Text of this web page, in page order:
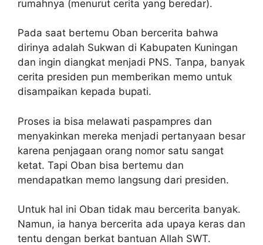
rumahnya (menurut cerita yang beredar).
Pada saat bertemu Oban bercerita bahwa
dirinya adalah Sukwan di Kabupaten Kuningan
dan ingin diangkat menjadi PNS. Tanpa, banyak
cerita presiden pun memberikan memo untuk
disampaikan kepada bupati.
Proses ia bisa melawati paspampres dan
menyakinkan mereka menjadi pertanyaan besar
karena penjagaan orang nomor satu sangat
ketat. Tapi Oban bisa bertemu dan
mendapatkan memo langsung dari presiden.
Untuk hal ini Oban tidak mau bercerita banyak.
Namun, ia hanya bercerita ada upaya keras dan
tentu dengan berkat bantuan Allah SWT.